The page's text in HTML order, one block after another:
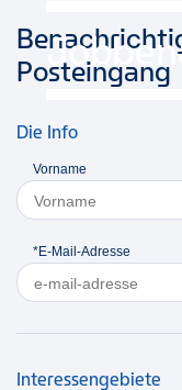
Posteingang
Die Info
Vorname
*E-Mail-Adresse
Interessengebiete